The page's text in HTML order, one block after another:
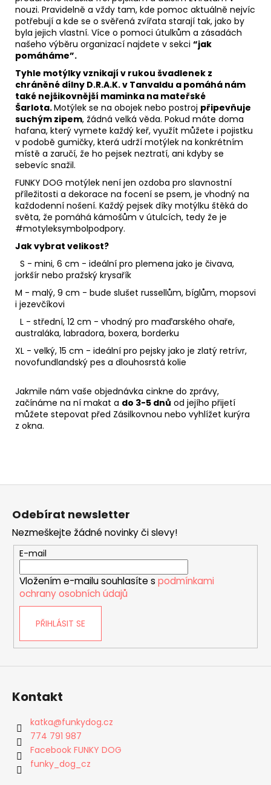
nouzi. Pravidelně a vždy tam, kde pomoc aktuálně nejvíc
potřebují a kde se o svěřená zvířata starají tak, jako by
byla jejich vlastní. Více o pomoci útulkům a zásadách
našeho výběru organizací najdete v sekci “jak
pomáháme”.
Tyhle motýlky vznikají v rukou švadlenek z
chráněné dílny D.R.A.K. v Tanvaldu a pomáhá nám
také nejšikovnější maminka na mateřské
Šarlota.Motýlek se na obojek nebo postroj připevňuje
suchým zipem, žádná velká věda. Pokud máte doma
hafana, který vymete každý keř, využít můžete i pojistku
v podobě gumičky, která udrží motýlek na konkrétním
místě a zaručí, že ho pejsek neztratí, ani kdyby se
sebevíc snažil.
FUNKY DOG motýlek není jen ozdoba pro slavnostní
příležitosti a dekorace na focení se psem, je vhodný na
každodenní nošení. Každý pejsek díky motýlku štěká do
světa, že pomáhá kámošům v útulcích, tedy že je
#motyleksymbolpodpory.
Jak vybrat velikost?
S - mini, 6 cm - ideální pro plemena jako je čivava,
jorkšír nebo pražský krysařík
M - malý, 9 cm - bude slušet russellům, bíglům, mopsovi
i jezevčíkovi
L - střední, 12 cm - vhodný pro maďarského ohaře,
australáka, labradora, boxera, borderku
XL - velký, 15 cm - ideální pro pejsky jako je zlatý retrívr,
novofundlandský pes a dlouhosrstá kolie
Jakmile nám vaše objednávka cinkne do zprávy,
začínáme na ní makat a do 3-5 dnů od jejího přijetí
můžete stepovat před Zásilkovnou nebo vyhlížet kurýra
z okna.
Z
Odebírat newsletter
Nezmeškejte žádné novinky či slevy!
E-mail
Vložením e-mailu souhlasíte s podmínkami
ochrany osobních údajů
PŘIHLÁSIT SE
Kontakt
katka@funkydog.cz
774 791 987
Facebook FUNKY DOG
funky_dog_cz